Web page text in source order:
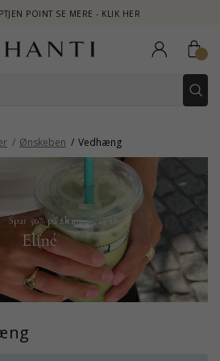
SE MERE - KLIK HER
Ønskeben Vedhæng